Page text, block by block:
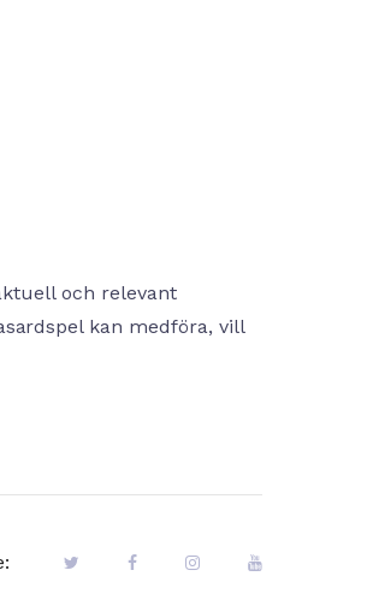
och relevant
kan medföra, vill